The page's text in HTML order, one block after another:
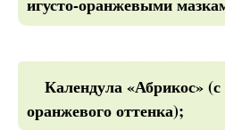
игусто-оранжевыми
Календула «Абрикос»
оранжевого оттенка);